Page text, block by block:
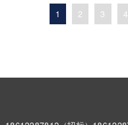
1 2 3 4